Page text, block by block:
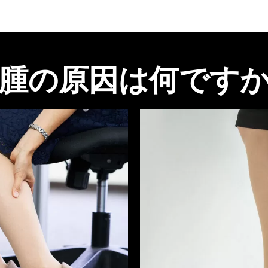
の原因は何です